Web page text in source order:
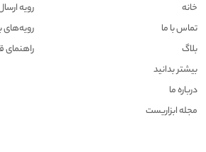
خانه
تماس با ما
بلاگ
بیشتر بدانید
درباره ما
مجله ابزاریست
رویه
رویه‌های
راهنمای